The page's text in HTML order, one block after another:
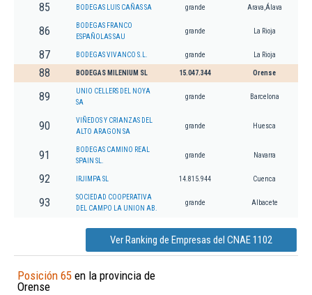
85 BODEGAS LUIS CAÑAS SA grande Arava,Álava
86
BODEGAS FRANCO
ESPAÑOLAS SAU
grande La Rioja
87 BODEGAS VIVANCO S.L. grande La Rioja
88 BODEGAS MILENIUM SL 15.047.344 Orense
89
UNIO CELLERS DEL NOYA
SA
grande Barcelona
90
VIÑEDOS Y CRIANZAS DEL
ALTO ARAGON SA
grande Huesca
91
BODEGAS CAMINO REAL
SPAIN SL.
grande Navarra
92 IRJIMPA SL 14.815.944 Cuenca
93
SOCIEDAD COOPERATIVA
DEL CAMPO LA UNION AB.
grande Albacete
Ver Ranking de Empresas del CNAE 1102
Posición 65 en la provincia de
Orense